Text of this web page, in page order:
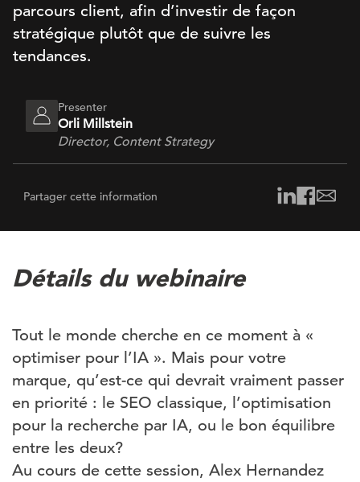
parcours client, afin d’investir de façon
stratégique plutôt que de suivre les
tendances.
Presenter
Orli Millstein
Director, Content Strategy
Partager cette information
Détails du webinaire
Tout le monde cherche en ce moment à «
optimiser pour l’IA ». Mais pour votre
marque, qu’est-ce qui devrait vraiment passer
en priorité : le SEO classique, l’optimisation
pour la recherche par IA, ou le bon équilibre
entre les deux?
Au cours de cette session, Alex Hernandez